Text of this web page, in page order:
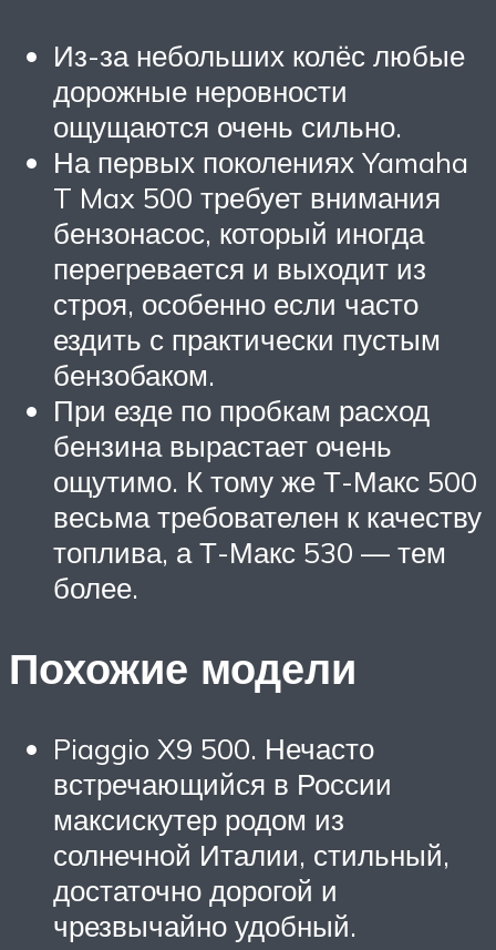
Из-за небольших колёс любые
дорожные неровности
ощущаются очень сильно.
На первых поколениях Yamaha
T Max 500 требует внимания
бензонасос, который иногда
перегревается и выходит из
строя, особенно если часто
ездить с практически пустым
бензобаком.
При езде по пробкам расход
бензина вырастает очень
ощутимо. К тому же Т-Макс 500
весьма требователен к качеству
топлива, а Т-Макс 530 — тем
более.
Похожие модели
Piaggio X9 500. Нечасто
встречающийся в России
максискутер родом из
солнечной Италии, стильный,
достаточно дорогой и
чрезвычайно удобный.